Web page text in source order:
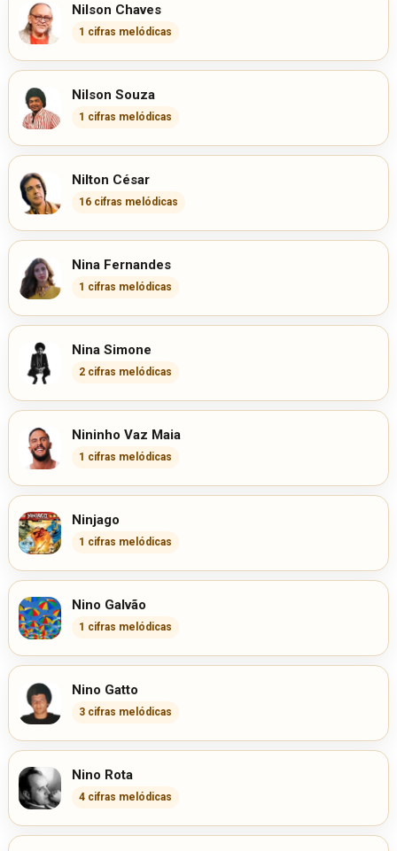
Nilson Chaves
1 cifras melódicas
Nilson Souza
1 cifras melódicas
Nilton César
16 cifras melódicas
Nina Fernandes
1 cifras melódicas
Nina Simone
2 cifras melódicas
Nininho Vaz Maia
1 cifras melódicas
Ninjago
1 cifras melódicas
Nino Galvão
1 cifras melódicas
Nino Gatto
3 cifras melódicas
Nino Rota
4 cifras melódicas